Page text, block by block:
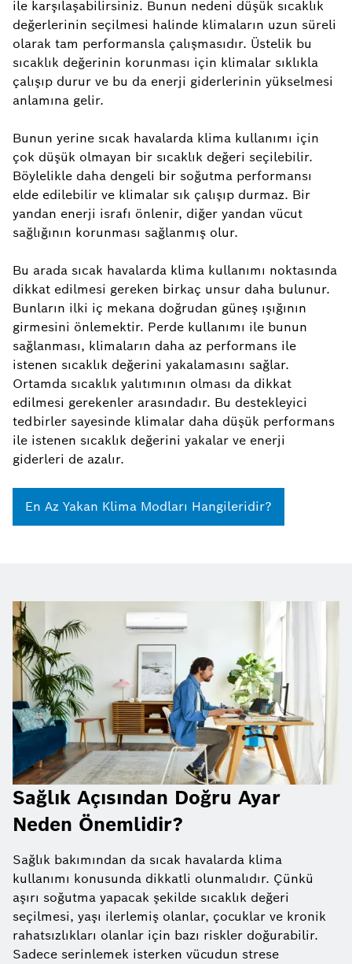
ile karşılaşabilirsiniz. Bunun nedeni düşük sıcaklık
değerlerinin seçilmesi halinde klimaların uzun süreli
olarak tam performansla çalışmasıdır. Üstelik bu
sıcaklık değerinin korunması için klimalar sıklıkla
çalışıp durur ve bu da enerji giderlerinin yükselmesi
anlamına gelir.
Bunun yerine sıcak havalarda klima kullanımı için
çok düşük olmayan bir sıcaklık değeri seçilebilir.
Böylelikle daha dengeli bir soğutma performansı
elde edilebilir ve klimalar sık çalışıp durmaz. Bir
yandan enerji israfı önlenir, diğer yandan vücut
sağlığının korunması sağlanmış olur.
Bu arada sıcak havalarda klima kullanımı noktasında
dikkat edilmesi gereken birkaç unsur daha bulunur.
Bunların ilki iç mekana doğrudan güneş ışığının
girmesini önlemektir. Perde kullanımı ile bunun
sağlanması, klimaların daha az performans ile
istenen sıcaklık değerini yakalamasını sağlar.
Ortamda sıcaklık yalıtımının olması da dikkat
edilmesi gerekenler arasındadır. Bu destekleyici
tedbirler sayesinde klimalar daha düşük performans
ile istenen sıcaklık değerini yakalar ve enerji
giderleri de azalır.
En Az Yakan Klima Modları Hangileridir?
Sağlık Açısından Doğru Ayar
Neden Önemlidir?
Sağlık bakımından da sıcak havalarda klima
kullanımı konusunda dikkatli olunmalıdır. Çünkü
aşırı soğutma yapacak şekilde sıcaklık değeri
seçilmesi, yaşı ilerlemiş olanlar, çocuklar ve kronik
rahatsızlıkları olanlar için bazı riskler doğurabilir.
Sadece serinlemek isterken vücudun strese